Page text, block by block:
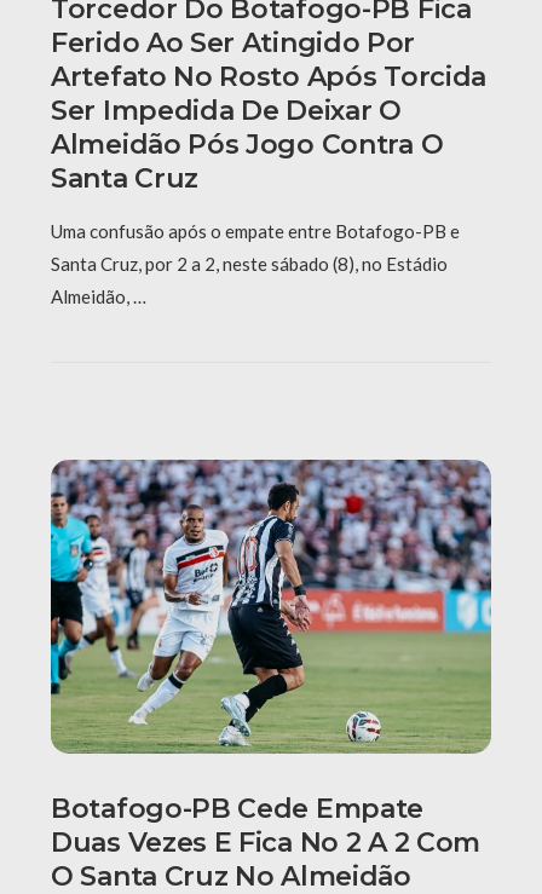
Torcedor Do Botafogo-PB Fica
Ferido Ao Ser Atingido Por
Artefato No Rosto Após Torcida
Ser Impedida De Deixar O
Almeidão Pós Jogo Contra O
Santa Cruz
Uma confusão após o empate entre Botafogo-PB e
Santa Cruz, por 2 a 2, neste sábado (8), no Estádio
Almeidão, …
Botafogo-PB Cede Empate
Duas Vezes E Fica No 2 A 2 Com
O Santa Cruz No Almeidão